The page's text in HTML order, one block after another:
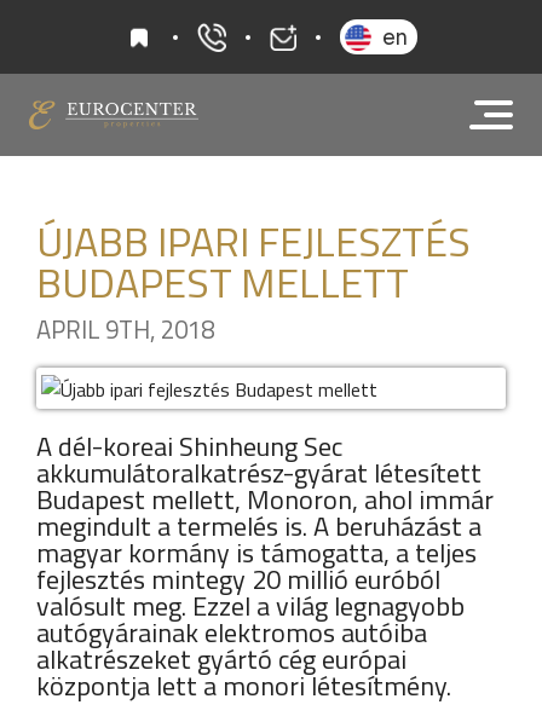
kedvencek+36 20 919 0005
en
ÚJABB IPARI FEJLESZTÉS
BUDAPEST MELLETT
APRIL 9TH, 2018
A dél-koreai Shinheung Sec
akkumulátoralkatrész-gyárat létesített
Budapest mellett, Monoron, ahol immár
megindult a termelés is. A beruházást a
magyar kormány is támogatta, a teljes
fejlesztés mintegy 20 millió euróból
valósult meg. Ezzel a világ legnagyobb
autógyárainak elektromos autóiba
alkatrészeket gyártó cég európai
központja lett a monori létesítmény.